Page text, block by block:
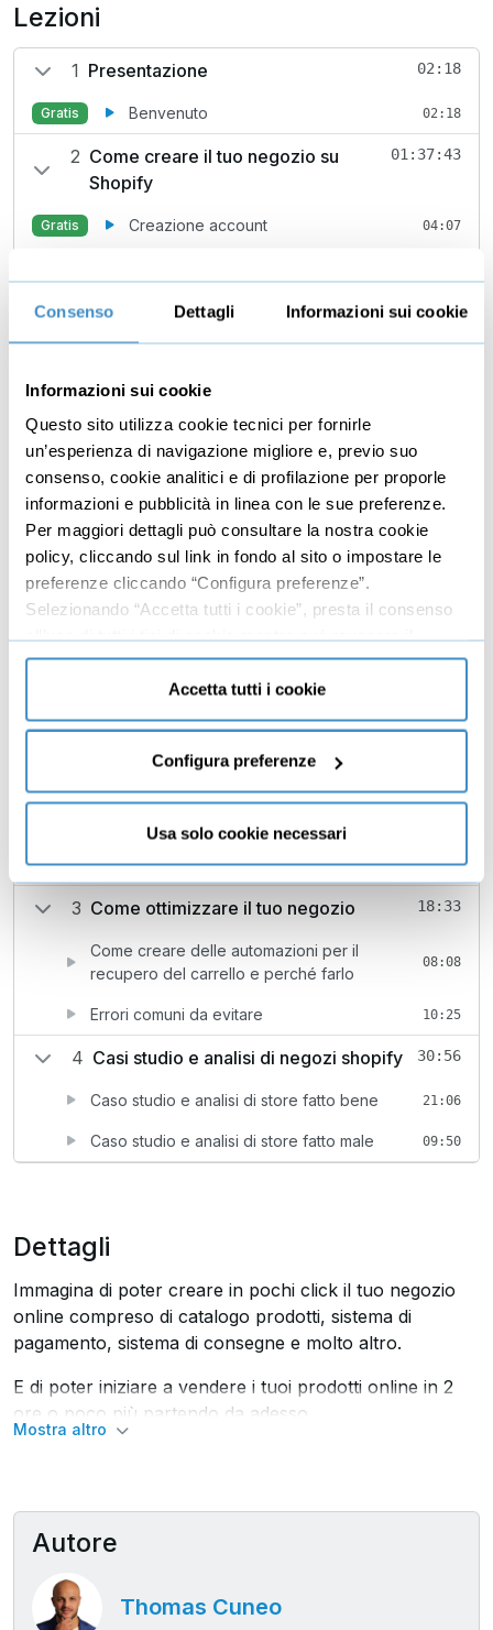
Consenso Dettagli Informazioni sui cookie
Informazioni sui cookie
Questo sito utilizza cookie tecnici per fornirle
un’esperienza di navigazione migliore e, previo suo
consenso, cookie analitici e di profilazione per proporle
informazioni e pubblicità in linea con le sue preferenze.
Per maggiori dettagli può consultare la nostra cookie
policy, cliccando sul link in fondo al sito o impostare le
preferenze cliccando “Configura preferenze”.
Selezionando “Accetta tutti i cookie”, presta il consenso
all’uso di tutti i tipi di cookie mentre può revocare il
consenso cliccando su “Usa solo cookie necessari” e
saranno attivati i soli cookie tecnici necessari al corretto
funzionamento del sito.
Accetta tutti i cookie
Configura preferenze
Usa solo cookie necessari
Lezioni
1 Presentazione 02:18
Gratis Benvenuto 02:18
2 Come creare il tuo negozio su
Shopify
01:37:43
Gratis Creazione account 04:07
esigenze
05:42
Spedizioni e logistica
Come scegliere il tema 08:03
Creazione di un nuovo prodotto
Gratis Creazione collezioni 03:10
Gratis Come creare menù, sottomenù e footer 03:15
Analisi statistiche e report vendite (come
inserire analytics)
Come creare codici e coupon di sconto
Come aggiungere applicazioni e funzionalità
aggiuntive al tuo negozio (plugins)
Come personalizzare tema e pagine 12:50
3 Come ottimizzare il tuo negozio 18:33
Come creare delle automazioni per il
recupero del carrello e perché farlo
08:08
Errori comuni da evitare 10:25
4 Casi studio e analisi di negozi shopify 30:56
Caso studio e analisi di store fatto bene 21:06
Caso studio e analisi di store fatto male 09:50
Dettagli
Immagina di poter creare in pochi click il tuo negozio
online compreso di catalogo prodotti, sistema di
pagamento, sistema di consegne e molto altro.
E di poter iniziare a vendere i tuoi prodotti online in 2
ore o poco più partendo da adesso.
quasi due milioni di negozi in tutto il mondo.
Ciao, sono Thomas Cuneo.
Sono un esperto di marketing digitale, e sono il co-
proprietario e Growth Manager di Linkinet, agenzia con
Mostra altro
Autore
Thomas Cuneo